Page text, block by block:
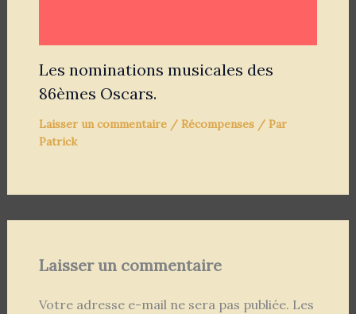
Les nominations musicales des
86èmes Oscars.
Laisser un commentaire / Récompenses/ Par
Patrick
Laisser un commentaire
Votre adresse e-mail ne sera pas publiée. Les